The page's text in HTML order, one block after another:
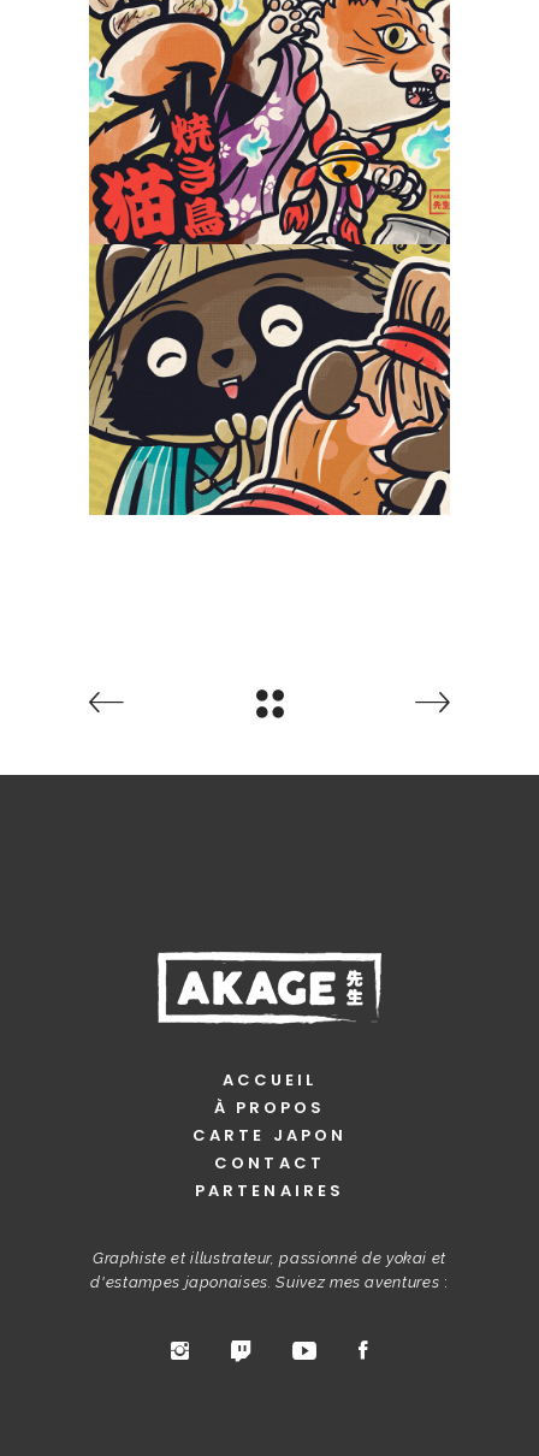
Nekomata Yakitori
Yokaiya
Tanuki Sake
Yokaiya
ACCUEIL
À PROPOS
CARTE JAPON
CONTACT
PARTENAIRES
Graphiste et illustrateur, passionné de yokai et
d'estampes japonaises. Suivez mes aventures :